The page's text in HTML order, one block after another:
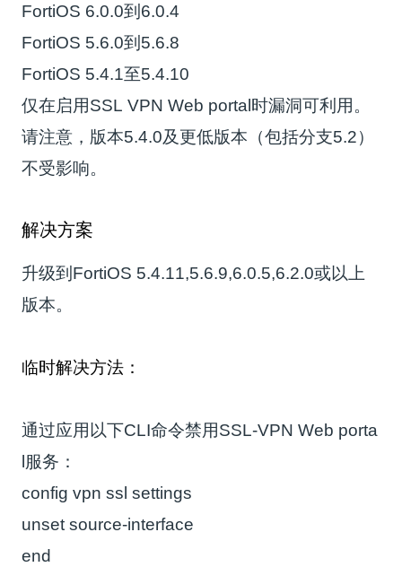
FortiOS 6.0.0到6.0.4
FortiOS 5.6.0到5.6.8
FortiOS 5.4.1至5.4.10
仅在启用SSL VPN Web portal时漏洞可利用。
请注意，版本5.4.0及更低版本（包括分支5.2）
不受影响。
解决方案
升级到FortiOS 5.4.11,5.6.9,6.0.5,6.2.0或以上
版本。
临时解决方法：
通过应用以下CLI命令禁用SSL-VPN Web porta
l服务：
config vpn ssl settings
unset source-interface
end